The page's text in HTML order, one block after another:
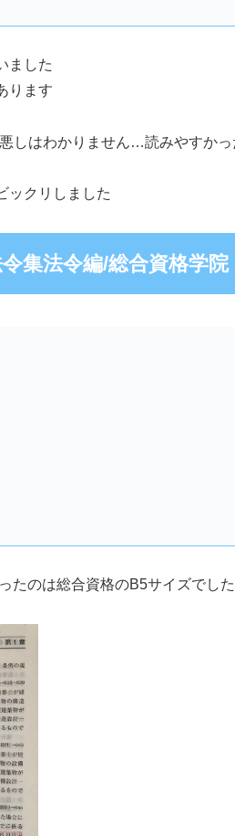
ました
ります
しはわかりません…読みやすか
ックリしました
集法令編/総合資格学院
たのは総合資格のB5サイズでした